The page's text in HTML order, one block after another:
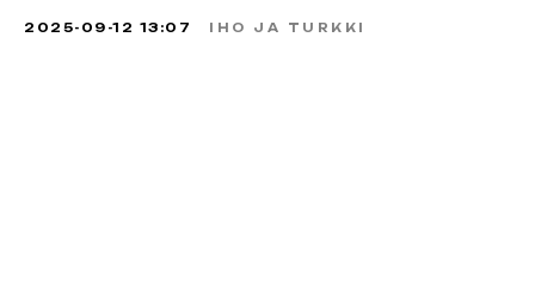
2025-09-12 13:07 IHO JA TURKKI